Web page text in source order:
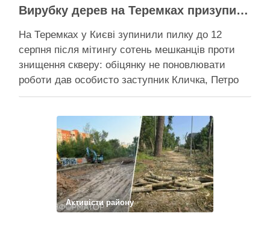
Вирубку дерев на Теремках призупинили після приїзду заступника Кличка – почався діалог
На Теремках у Києві зупинили пилку до 12
серпня після мітингу сотень мешканців проти
знищення скверу: обіцянку не поновлювати
роботи дав особисто заступник Кличка, Петро
Пантелеєв, що прибув налагодити комунікацію
чи вдасться зберегти ту частину озеленення,
що лишилася, – поки невідомо На Теремках у …
Поділитися у соцмережах:
Активісти району